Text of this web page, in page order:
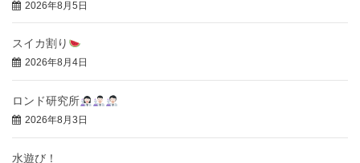
2026年8月5日
スイカ割り
2026年8月4日
ロンド研究所
2026年8月3日
水遊び！